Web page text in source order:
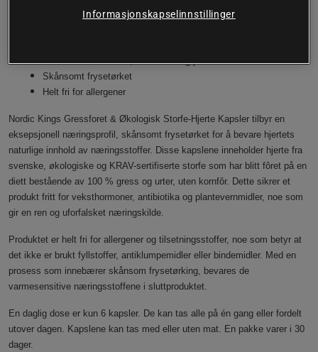
Skånsomt frysetørket
Helt fri for allergener
Nordic Kings Gressforet & Økologisk Storfe-Hjerte Kapsler tilbyr en
eksepsjonell næringsprofil, skånsomt frysetørket for å bevare hjertets
naturlige innhold av næringsstoffer. Disse kapslene inneholder hjerte fra
svenske, økologiske og KRAV-sertifiserte storfe som har blitt fôret på en
diett bestående av 100 % gress og urter, uten kornfôr. Dette sikrer et
produkt fritt for veksthormoner, antibiotika og plantevernmidler, noe som
gir en ren og uforfalsket næringskilde.
Produktet er helt fri for allergener og tilsetningsstoffer, noe som betyr at
det ikke er brukt fyllstoffer, antiklumpemidler eller bindemidler. Med en
prosess som innebærer skånsom frysetørking, bevares de
varmesensitive næringsstoffene i sluttproduktet.
En daglig dose er kun 6 kapsler. De kan tas alle på én gang eller fordelt
utover dagen. Kapslene kan tas med eller uten mat. En pakke varer i 30
dager.
Informasjonskapselinnstillinger